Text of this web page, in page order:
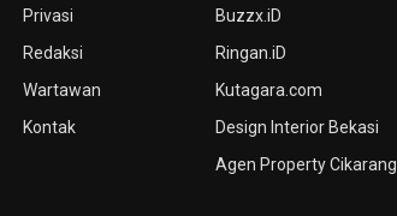
Privasi
Redaksi
Wartawan
Kontak
Buzzx.iD
Ringan.iD
Kutagara.com
Design Interior Bekasi
Agen Property Cikarang